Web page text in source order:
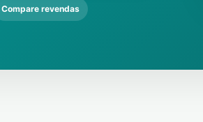
Compare revendas